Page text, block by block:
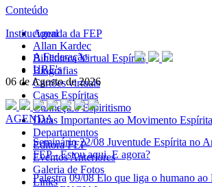
Conteúdo
Agenda da FEP
Allan Kardec
Biblioteca Virtual Espírita
Biografias
Cartões virtuais
Casas Espíritas
Conheça o Espiritismo
Datas Importantes ao Movimento Espírita
Departamentos
Editora FEP
Eventos Anteriores
Galeria de Fotos
Links
Institucional
A Federação
URE's
06 de Agosto de 2026
AGENDA
Seminário 22/08 Juventude Espírita no
FEP - Estou aqui. E agora?
Palestra 09/08 Elo que liga o humano